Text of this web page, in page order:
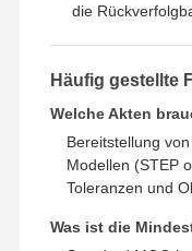
die
Häufig gestellte
Welche Akten
Bereitstellung
Modellen (STEP
Toleranzen und
Was ist die